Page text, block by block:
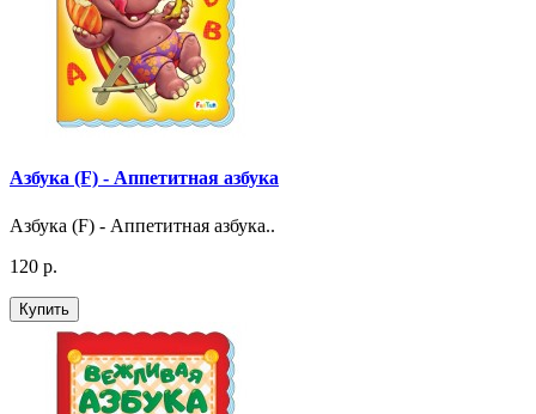
Азбука (F) - Аппетитная азбука
Азбука (F) - Аппетитная азбука..
120 р.
Купить